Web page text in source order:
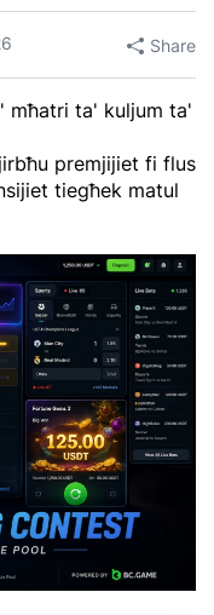
Share
mħatri ta' kuljum ta'
premjijiet fi flus
tiegħek matul